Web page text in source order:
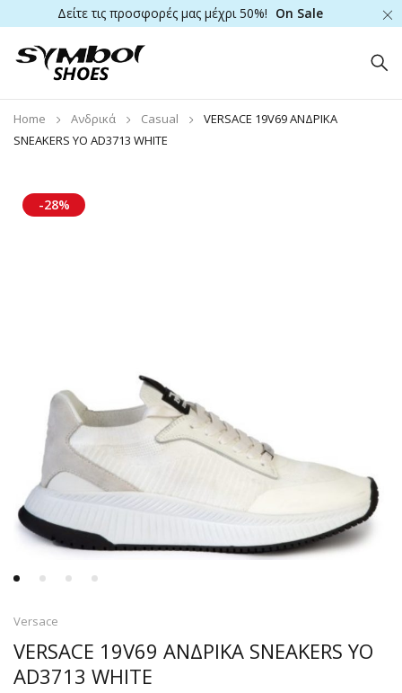
Δείτε τις προσφορές μας μέχρι 50%! On Sale
Home Ανδρικά Casual
VERSACE 19V69 ΑΝΔΡΙΚΑ
SNEAKERS YO AD3713 WHITE
-28%
Versace
VERSACE 19V69 ΑΝΔΡΙΚΑ SNEAKERS YO
AD3713 WHITE